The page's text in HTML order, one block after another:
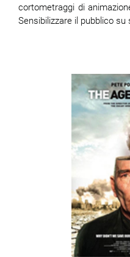
cortometraggi di
Sensibilizzare il pubblico